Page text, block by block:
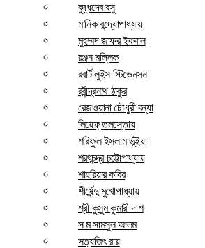
বুদ্ধদেব বসু
মানিক বন্দ্যোপাধ্যায়
মুহম্মদ জাফর ইকবাল
রঞ্জন মল্লিক
রবার্ট লুইস স্টিভেনসন
রবীন্দ্রনাথ ঠাকুর
রেজওয়ানা চৌধুরী বন্যা
লিয়েফ্ তলস্তোয়
শরিফুল ইসলাম ভূঁইয়া
শরৎচন্দ্র চট্টোপাধ্যায়
শাহরিয়ার কবির
শীর্ষেন্দু মুখোপাধ্যায়
শ্রী কুসুম কুমারী দাশ
স ম সামসুল আলম
সত্যজিৎ রায়